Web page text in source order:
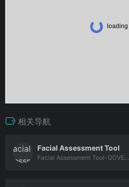
相关导航
Facial Assessment Tool
Facial Assessment Tool-QOVE...